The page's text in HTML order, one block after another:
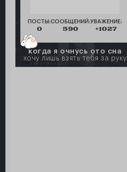
ПОСТЫ:
0
СООБЩЕНИЙ:
590
УВАЖЕНИЕ:
+1027
когда я очнусь ото сна
хочу лишь взять тебя за руку